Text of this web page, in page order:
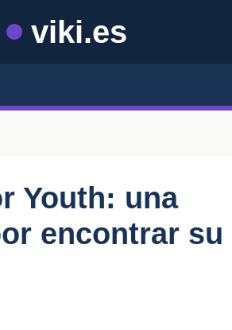
viki.es
Youth: una
encontrar su